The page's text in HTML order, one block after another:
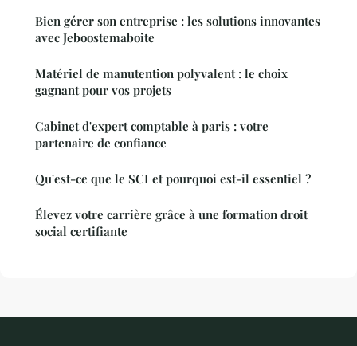
Bien gérer son entreprise : les solutions innovantes
avec Jeboostemaboite
Matériel de manutention polyvalent : le choix
gagnant pour vos projets
Cabinet d'expert comptable à paris : votre
partenaire de confiance
Qu'est-ce que le SCI et pourquoi est-il essentiel ?
Élevez votre carrière grâce à une formation droit
social certifiante